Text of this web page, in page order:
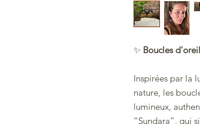
✨ Boucles
Inspirées par la
nature, les
lumineux,
“Sundara”, qui